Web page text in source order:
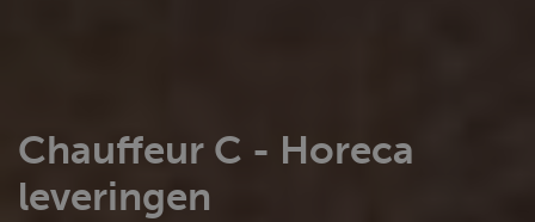
Chauffeur C - Horeca
leveringen